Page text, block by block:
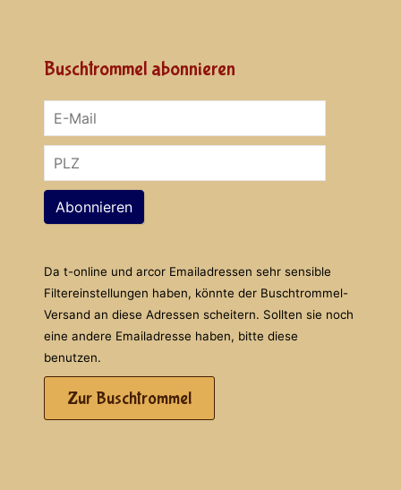
Buschtrommel abonnieren
Abonnieren
Da t-online und arcor Emailadressen sehr sensible
Filtereinstellungen haben, könnte der Buschtrommel-
Versand an diese Adressen scheitern. Sollten sie noch
eine andere Emailadresse haben, bitte diese
benutzen.
Zur Buschtrommel